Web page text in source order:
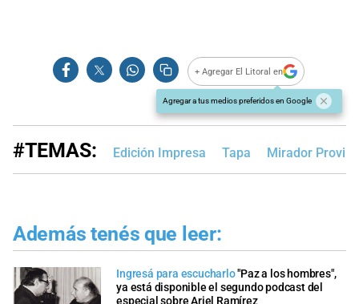
+ Agregar El Litoral en
Agregar a tus medios preferidos en Google
#TEMAS: Edición Impresa Tapa Mirador
Además tenés que leer:
Ingresá para escucharlo"Paz a los hombres",
ya está disponible el segundo podcast del
especial sobre Ariel Ramírez